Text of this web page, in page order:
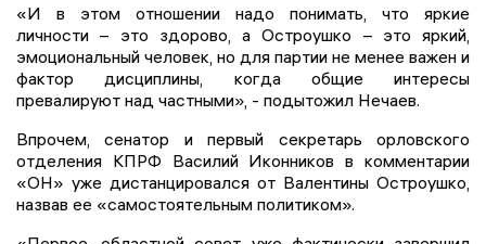
«И в этом отношении надо понимать, что яркие
личности – это здорово, а Остроушко – это яркий,
эмоциональный человек, но для партии не менее важен и
фактор дисциплины, когда общие интересы
превалируют над частными», - подытожил Нечаев.
Впрочем, сенатор и первый секретарь орловского
отделения КПРФ Василий Иконников в комментарии
«ОН» уже дистанцировался от Валентины Остроушко,
назвав ее «самостоятельным политиком».